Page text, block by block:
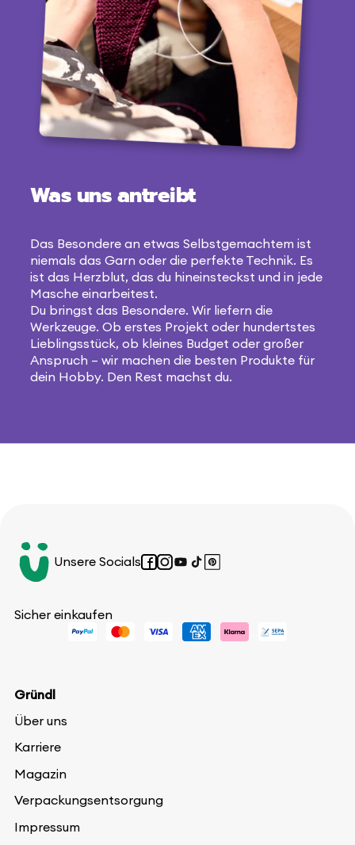
Was uns antreibt
Das Besondere an etwas Selbstgemachtem ist
niemals das Garn oder die perfekte Technik. Es
ist das Herzblut, das du hineinsteckst und in jede
Masche einarbeitest.
Du bringst das Besondere. Wir liefern die
Werkzeuge. Ob erstes Projekt oder hundertstes
Lieblingsstück, ob kleines Budget oder großer
Anspruch – wir machen die besten Produkte für
dein Hobby. Den Rest machst du.
Unsere SocialsFacebook
Instagram
YouTube
TikTokPinterest
Sicher einkaufen
Gründl
Über uns
Karriere
Magazin
Verpackungsentsorgung
Impressum